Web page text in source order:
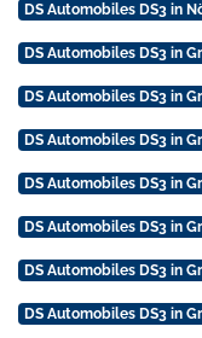
DS Automobiles DS3 in
DS Automobiles DS3 in
DS Automobiles DS3 in
DS Automobiles DS3 in
DS Automobiles DS3 in
DS Automobiles DS3 in
DS Automobiles DS3 in
DS Automobiles DS3 in